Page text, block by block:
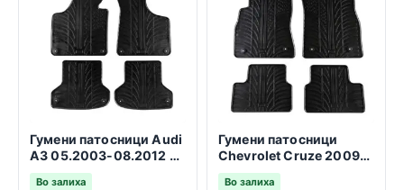
Гумени патосници Audi
A3 05.2003-08.2012 3
и 5 врати SB
Во залиха
Гумени патосници
Chevrolet Cruze 2009-
2016
Во залиха